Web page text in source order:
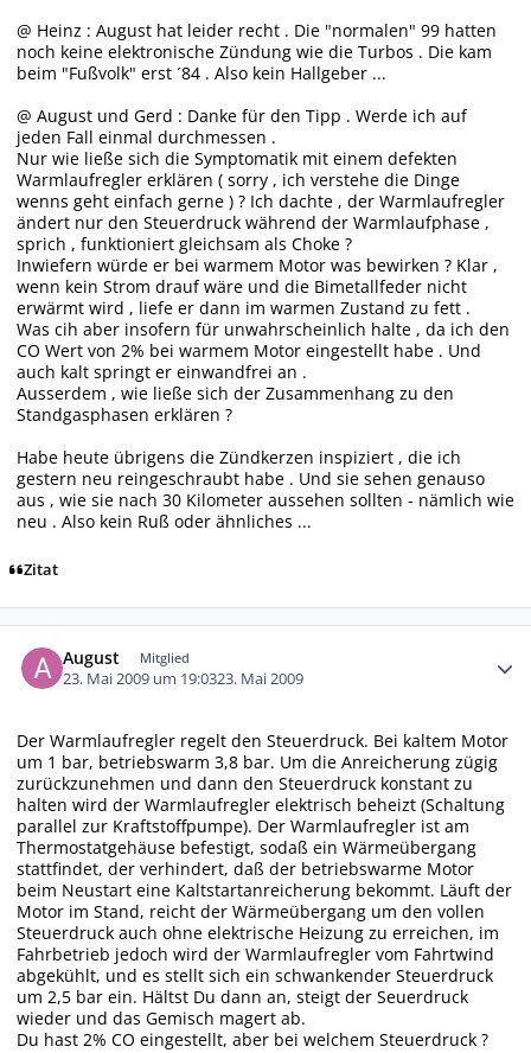
@ Heinz : August hat leider recht . Die "normalen" 99 hatten
noch keine elektronische Zündung wie die Turbos . Die kam
beim "Fußvolk" erst ´84 . Also kein Hallgeber ...
@ August und Gerd : Danke für den Tipp . Werde ich auf
jeden Fall einmal durchmessen .
Nur wie ließe sich die Symptomatik mit einem defekten
Warmlaufregler erklären ( sorry , ich verstehe die Dinge
wenns geht einfach gerne ) ? Ich dachte , der Warmlaufregler
ändert nur den Steuerdruck während der Warmlaufphase ,
sprich , funktioniert gleichsam als Choke ?
Inwiefern würde er bei warmem Motor was bewirken ? Klar ,
wenn kein Strom drauf wäre und die Bimetallfeder nicht
erwärmt wird , liefe er dann im warmen Zustand zu fett .
Was cih aber insofern für unwahrscheinlich halte , da ich den
CO Wert von 2% bei warmem Motor eingestellt habe . Und
auch kalt springt er einwandfrei an .
Ausserdem , wie ließe sich der Zusammenhang zu den
Standgasphasen erklären ?
Habe heute übrigens die Zündkerzen inspiziert , die ich
gestern neu reingeschraubt habe . Und sie sehen genauso
aus , wie sie nach 30 Kilometer aussehen sollten - nämlich wie
neu . Also kein Ruß oder ähnliches ...
Zitat
August Mitglied
23. Mai 2009 um 19:0323. Mai 2009
Der Warmlaufregler regelt den Steuerdruck. Bei kaltem Motor
um 1 bar, betriebswarm 3,8 bar. Um die Anreicherung zügig
zurückzunehmen und dann den Steuerdruck konstant zu
halten wird der Warmlaufregler elektrisch beheizt (Schaltung
parallel zur Kraftstoffpumpe). Der Warmlaufregler ist am
Thermostatgehäuse befestigt, sodaß ein Wärmeübergang
stattfindet, der verhindert, daß der betriebswarme Motor
beim Neustart eine Kaltstartanreicherung bekommt. Läuft der
Motor im Stand, reicht der Wärmeübergang um den vollen
Steuerdruck auch ohne elektrische Heizung zu erreichen, im
Fahrbetrieb jedoch wird der Warmlaufregler vom Fahrtwind
abgekühlt, und es stellt sich ein schwankender Steuerdruck
um 2,5 bar ein. Hältst Du dann an, steigt der Seuerdruck
wieder und das Gemisch magert ab.
Du hast 2% CO eingestellt, aber bei welchem Steuerdruck ?